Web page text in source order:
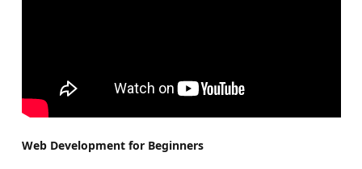
Web Development for Beginners